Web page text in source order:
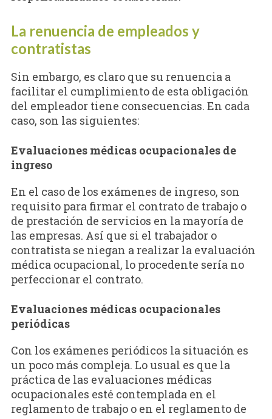
La renuencia de empleados y
contratistas
Sin embargo, es claro que su renuencia a
facilitar el cumplimiento de esta obligación
del empleador tiene consecuencias. En cada
caso, son las siguientes:
Evaluaciones médicas ocupacionales de
ingreso
En el caso de los exámenes de ingreso, son
requisito para firmar el contrato de trabajo o
de prestación de servicios en la mayoría de
las empresas. Así que si el trabajador o
contratista se niegan a realizar la evaluación
médica ocupacional, lo procedente sería no
perfeccionar el contrato.
Evaluaciones médicas ocupacionales
periódicas
Con los exámenes periódicos la situación es
un poco más compleja. Lo usual es que la
práctica de las evaluaciones médicas
ocupacionales esté contemplada en el
reglamento de trabajo o en el reglamento de